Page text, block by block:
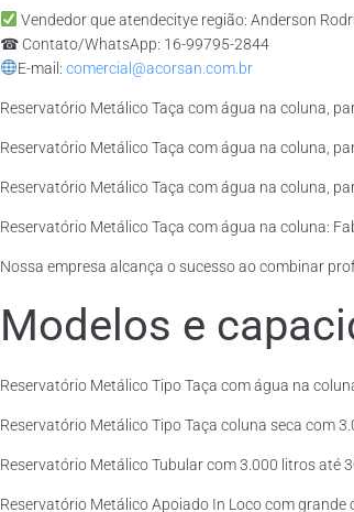
Vendedor que atendecitye região: Anderson
☎ Contato/WhatsApp: 16-99795-2844
E-mail: comercial@acorsan.com.br
Reservatório Metálico Taça com água na coluna,
Reservatório Metálico Taça com água na coluna,
Reservatório Metálico Taça com água na coluna,
Reservatório Metálico Taça com água na coluna:
Nossa empresa alcança o sucesso ao combinar
Modelos e
Reservatório Metálico Tipo Taça com água na
Reservatório Metálico Tipo Taça coluna seca com
Reservatório Metálico Tubular com 3.000 litros até
Reservatório Metálico Apoiado In Loco com